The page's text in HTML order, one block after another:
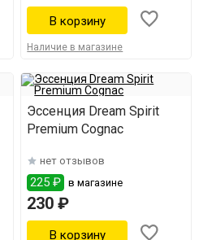
Наличие в магазине
Эссенция Dream Spirit
Premium Cognac
нет отзывов
225 ₽ в магазине
230 ₽